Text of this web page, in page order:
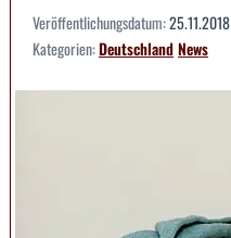
Veröffentlichungsdatum:25.11.2018
Kategorien:DeutschlandNews